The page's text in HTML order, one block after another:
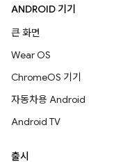
ANDROID 기기
큰 화면
Wear OS
ChromeOS 기기
자동차용 Android
Android TV
출시